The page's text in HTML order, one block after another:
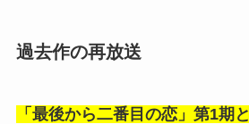
過去作の再放送
「最後から二番目の恋」第1期